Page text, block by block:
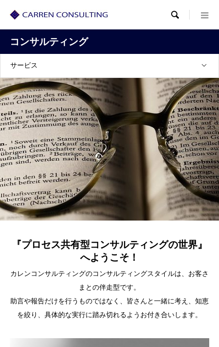

コンサルティング
サービス
『プロセス共有型コンサルティングの世界』
へようこそ！
カレンコンサルティングのコンサルティングスタイルは、お客さ
まとの伴走型です。
助言や報告だけを行うものではなく、皆さんと一緒に考え、知恵
を絞り、具体的な実行に踏み切れるようお付き合いします。